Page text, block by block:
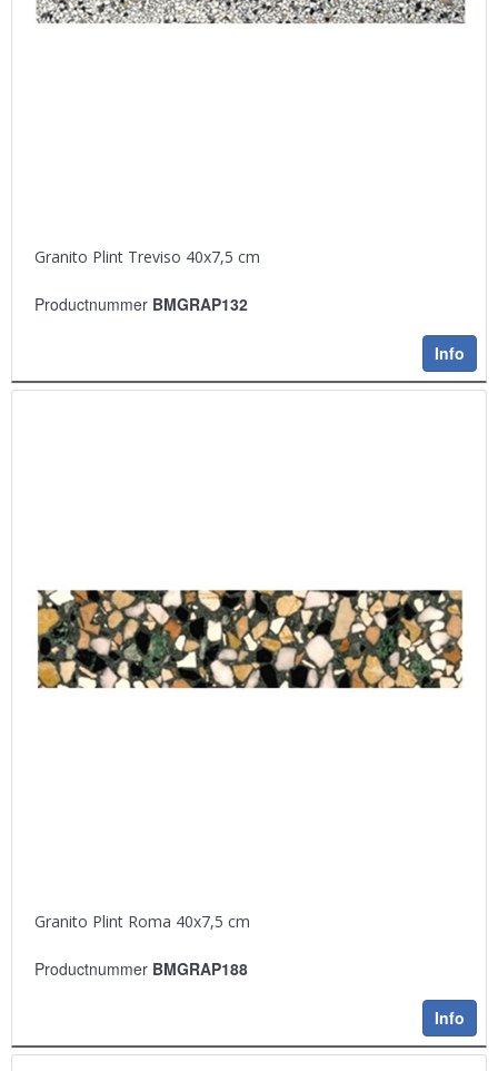
Granito Plint Treviso 40x7,5 cm
Productnummer BMGRAP132
Info
Granito Plint Roma 40x7,5 cm
Productnummer BMGRAP188
Info